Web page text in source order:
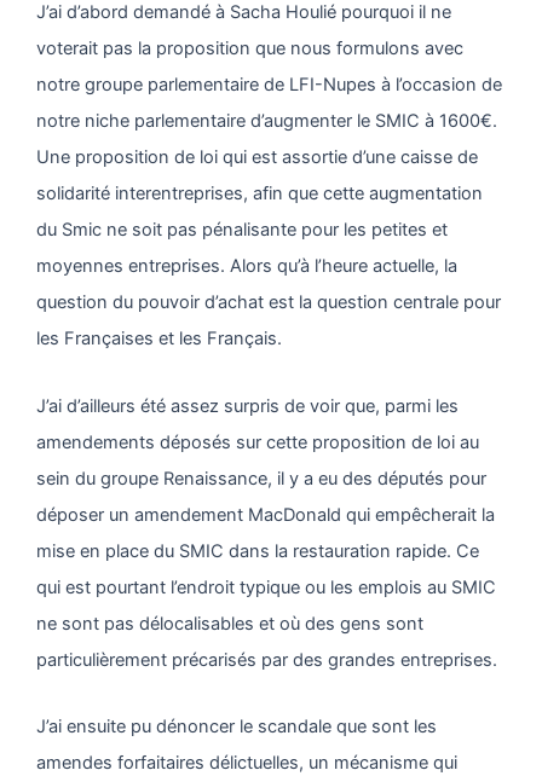
J’ai d’abord demandé à Sacha Houlié pourquoi il ne
voterait pas la proposition que nous formulons avec
notre groupe parlementaire de LFI-Nupes à l’occasion de
notre niche parlementaire d’augmenter le SMIC à 1600€.
Une proposition de loi qui est assortie d’une caisse de
solidarité interentreprises, afin que cette augmentation
du Smic ne soit pas pénalisante pour les petites et
moyennes entreprises. Alors qu’à l’heure actuelle, la
question du pouvoir d’achat est la question centrale pour
les Françaises et les Français.
J’ai d’ailleurs été assez surpris de voir que, parmi les
amendements déposés sur cette proposition de loi au
sein du groupe Renaissance, il y a eu des députés pour
déposer un amendement MacDonald qui empêcherait la
mise en place du SMIC dans la restauration rapide. Ce
qui est pourtant l’endroit typique ou les emplois au SMIC
ne sont pas délocalisables et où des gens sont
particulièrement précarisés par des grandes entreprises.
J’ai ensuite pu dénoncer le scandale que sont les
amendes forfaitaires délictuelles, un mécanisme qui